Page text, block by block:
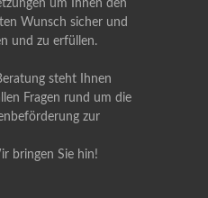
um Ihnen den
Wunsch sicher und
und zu erfüllen.
steht Ihnen
Fragen rund um die
zur
bringen Sie hin!